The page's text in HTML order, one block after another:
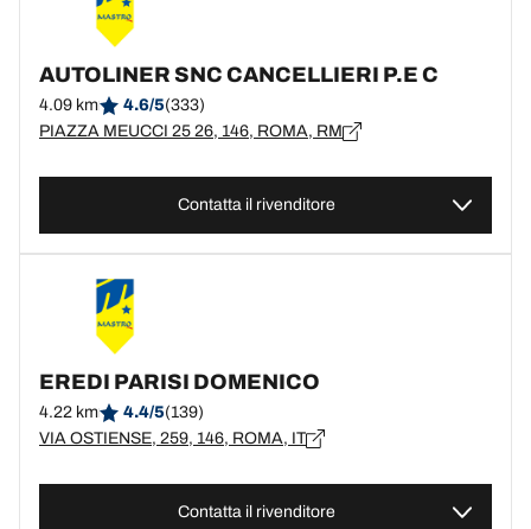
AUTOLINER SNC CANCELLIERI P.E C
4.09 km 4.6/5(333)
PIAZZA MEUCCI 25 26, 146, ROMA, RM
Contatta il rivenditore
EREDI PARISI DOMENICO
4.22 km 4.4/5(139)
VIA OSTIENSE, 259, 146, ROMA, IT
Contatta il rivenditore